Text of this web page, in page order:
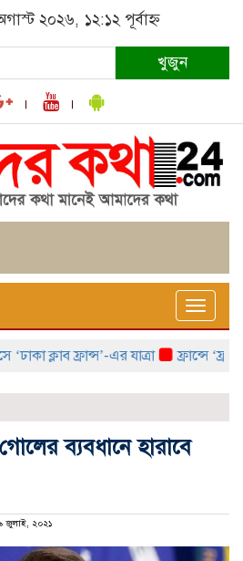
২০২৬, ১২:১২ পূর্বাহ্ন
খুজুন
Toggle
ক্লাব ফ্রান্স’-এর যাত্রা ফ্রান্সে ‘ফ্রাঙ্কো
ব্যবধানে হারাবে
জুলাই, ২০২১